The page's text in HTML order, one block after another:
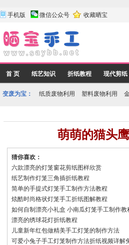
手机版 微信公众号 收藏晒宝
首 页 纸艺知识 折纸教程 现代剪纸
变废为宝： 纸质废物利用 塑料废物利用
萌萌的猫头
猜你喜欢：
六款漂亮的灯笼窗花剪纸图样欣赏
纸艺制作灯笼三角插折纸教程
简单的手提式灯笼手工制作方法教程
炫酷时尚格状灯笼手工折纸图解教程
如何自制漂亮小礼盒 小南瓜灯笼手工制作教
漂亮的绣球花灯折纸教程
儿童新年红包做精美手工灯笼的制作方法
可爱小兔子手工灯笼制作方法折纸视频详解